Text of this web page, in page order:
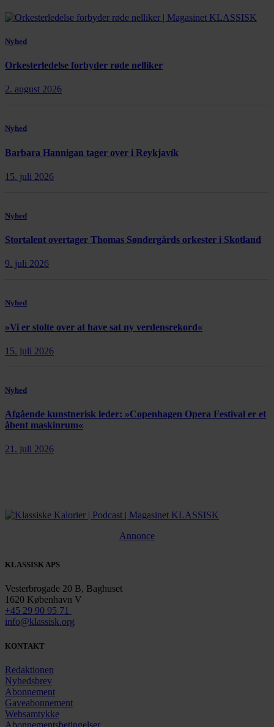
Nyhed
Orkesterledelse forbyder røde nelliker
2. august 2026
Nyhed
Barbara Hannigan tager over i Reykjavík
15. juli 2026
Nyhed
Stortalent overtager Thomas Søndergårds orkester i Skotland
9. juli 2026
Nyhed
»Vi er stolte over at have sat ny verdensrekord«
15. juli 2026
Nyhed
Afgående kunstnerisk leder: »Copenhagen Opera Festival er et
åbent maskinrum«
21. juli 2026
Annonce
KLASSISK APS
Vesterbrogade 20 B, Baghuset
1620 København V
+45 29 90 95 71
info@klassisk.org
KONTAKT
Redaktionen
Nyhedsbrev
Abonnement
Gaveabonnement
Websamtykke
Abonnementsbetingelser